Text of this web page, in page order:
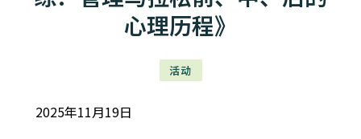
心理历程》
活动
2025年11月19日